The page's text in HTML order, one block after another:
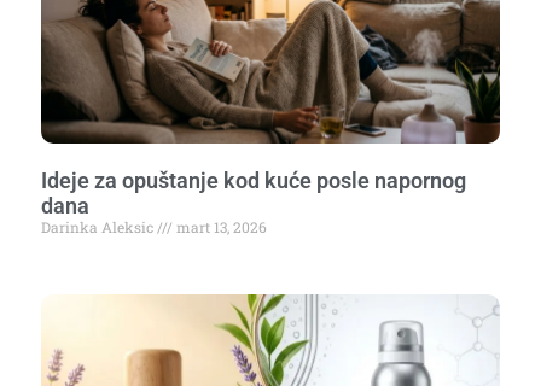
Ideje za opuštanje kod kuće posle napornog
dana
Darinka Aleksic mart 13, 2026